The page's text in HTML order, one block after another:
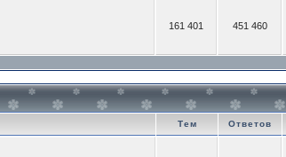
161 401 451 460
Тем Ответов